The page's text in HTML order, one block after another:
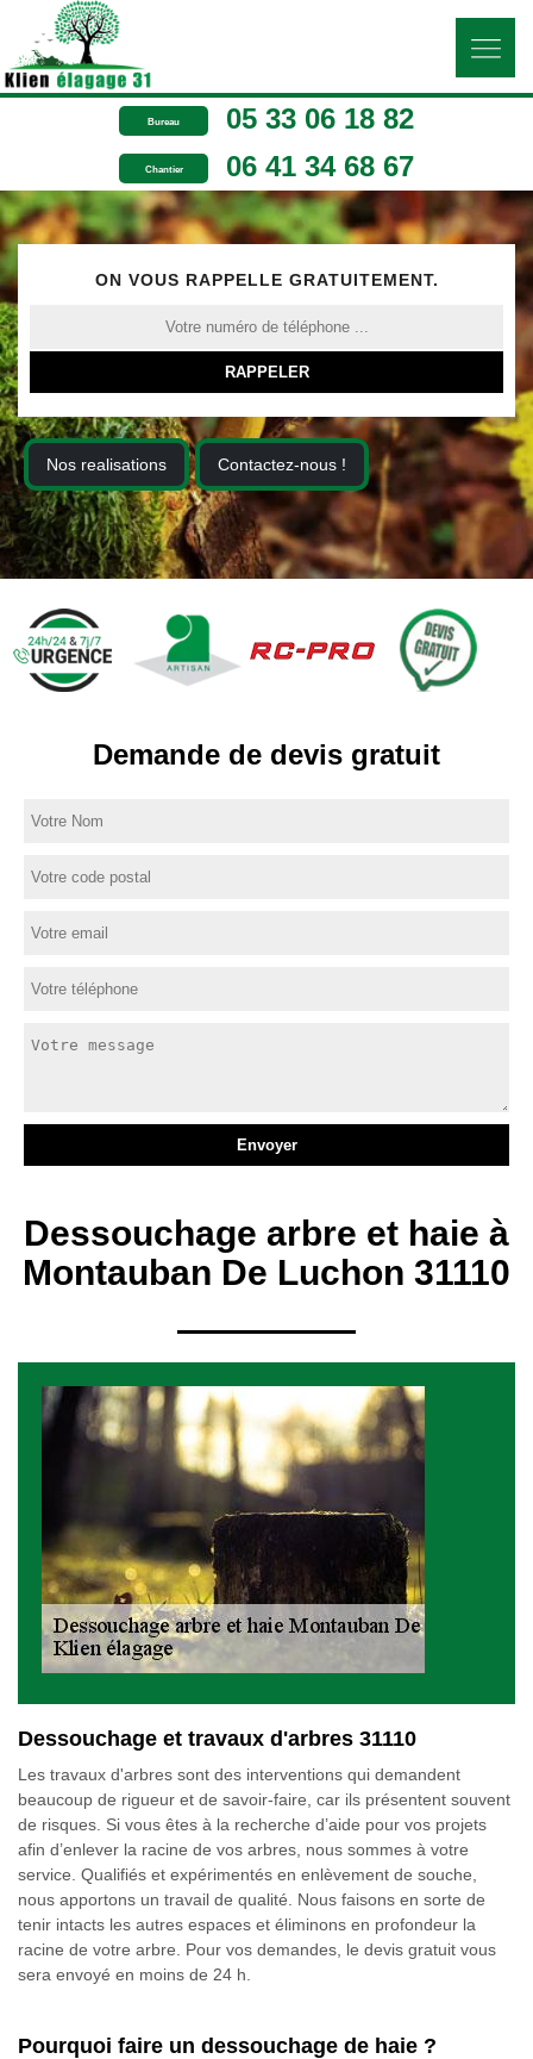
Bureau 05 33 06 18 82
Chantier 06 41 34 68 67
ON VOUS RAPPELLE GRATUITEMENT.
Nos realisations Contactez-nous !
Demande de devis gratuit
Dessouchage arbre et haie à
Montauban De Luchon 31110
Dessouchage et travaux d'arbres 31110
Les travaux d'arbres sont des interventions qui demandent
beaucoup de rigueur et de savoir-faire, car ils présentent souvent
de risques. Si vous êtes à la recherche d’aide pour vos projets
afin d’enlever la racine de vos arbres, nous sommes à votre
service. Qualifiés et expérimentés en enlèvement de souche,
nous apportons un travail de qualité. Nous faisons en sorte de
tenir intacts les autres espaces et éliminons en profondeur la
racine de votre arbre. Pour vos demandes, le devis gratuit vous
sera envoyé en moins de 24 h.
Pourquoi faire un dessouchage de haie ?